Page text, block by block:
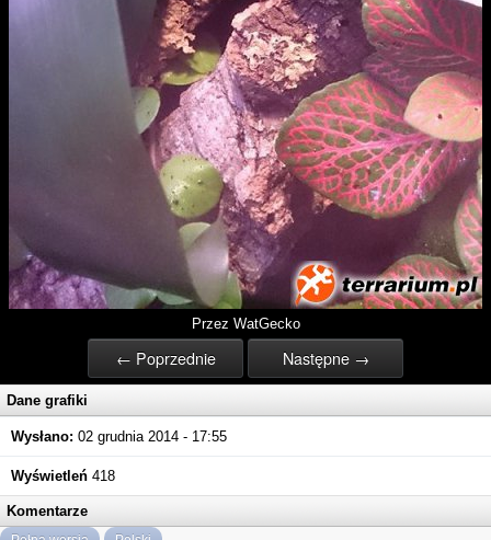
Przez WatGecko
← Poprzednie Następne →
Dane grafiki
Wysłano: 02 grudnia 2014 - 17:55
Wyświetleń 418
Komentarze